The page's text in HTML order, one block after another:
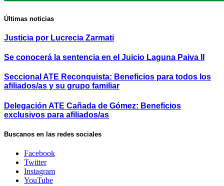
Últimas noticias
Justicia por Lucrecia Zarmati
Se conocerá la sentencia en el Juicio Laguna Paiva II
Seccional ATE Reconquista: Beneficios para todos los
afiliados/as y su grupo familiar
Delegación ATE Cañada de Gómez: Beneficios
exclusivos para afiliados/as
Buscanos en las redes sociales
Facebook
Twitter
Instagram
YouTube